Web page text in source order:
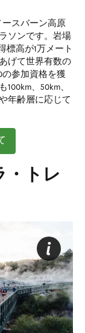
ースバーン高原
ソンです。岩場
標高が1万メート
げて世界有数の
参加資格を獲
、50km、
年齢層に応じて
・トレ